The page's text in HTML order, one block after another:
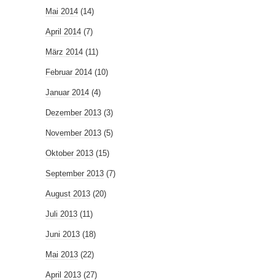
Mai 2014 (14)
April 2014 (7)
März 2014 (11)
Februar 2014 (10)
Januar 2014 (4)
Dezember 2013 (3)
November 2013 (5)
Oktober 2013 (15)
September 2013 (7)
August 2013 (20)
Juli 2013 (11)
Juni 2013 (18)
Mai 2013 (22)
April 2013 (27)